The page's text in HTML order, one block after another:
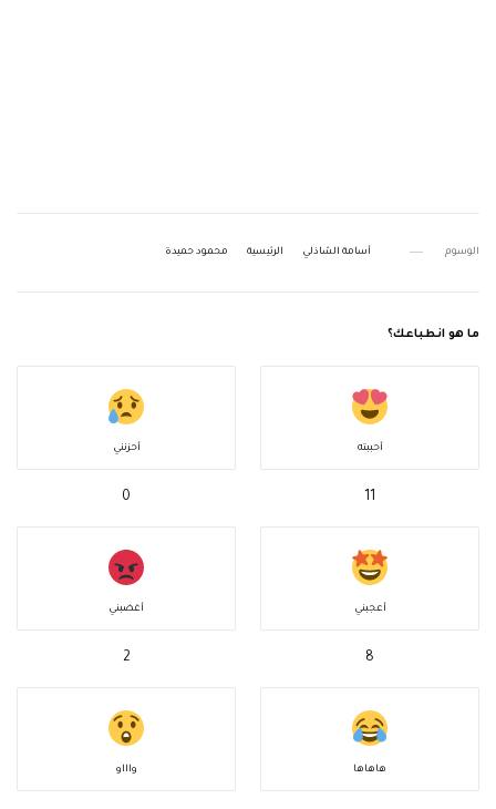
الوسوم أسامة الشاذلي الرئيسية محمود حميدة
ما هو انطباعك؟
أحببته
11
أحزنني
0
أعجبني
8
أغضبني
2
هاهاها واااو